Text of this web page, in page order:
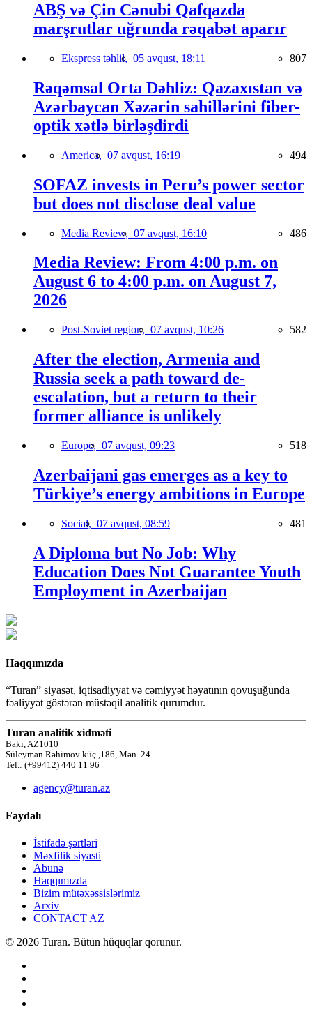
ABŞ və Çin Cənubi Qafqazda
marşrutlar uğrunda rəqabət aparır
Ekspress təhlil, 05 avqust, 18:11 807
Rəqəmsal Orta Dəhliz: Qazaxıstan və
Azərbaycan Xəzərin sahillərini fiber-
optik xətlə birləşdirdi
America, 07 avqust, 16:19 494
SOFAZ invests in Peru’s power sector
but does not disclose deal value
Media Review, 07 avqust, 16:10 486
Media Review: From 4:00 p.m. on
August 6 to 4:00 p.m. on August 7,
2026
Post-Soviet region, 07 avqust, 10:26 582
After the election, Armenia and
Russia seek a path toward de-
escalation, but a return to their
former alliance is unlikely
Europe, 07 avqust, 09:23 518
Azerbaijani gas emerges as a key to
Türkiye’s energy ambitions in Europe
Social, 07 avqust, 08:59 481
A Diploma but No Job: Why
Education Does Not Guarantee Youth
Employment in Azerbaijan
Haqqımızda
“Turan” siyasət, iqtisadiyyat və cəmiyyət həyatının qovuşuğunda
fəaliyyət göstərən müstəqil analitik qurumdur.
Turan analitik xidməti
Bakı, AZ1010
Süleyman Rəhimov küç.,186, Mən. 24
Tel.: (+99412) 440 11 96
agency@turan.az
Faydalı
İstifadə şərtləri
Məxfilik siyasti
Abunə
Haqqımızda
Bizim mütəxəssislərimiz
Arxiv
CONTACT AZ
© 2026 Turan. Bütün hüquqlar qorunur.